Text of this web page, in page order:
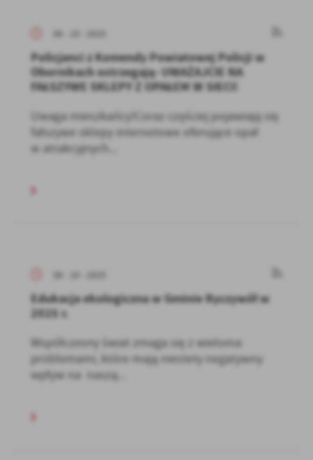
06 - 10 - 2025
Policjanci z Komendy Powiatowej Policji w
Obornikach ostrzegają- UWAŻAJCIE NA
FAŁSZYWE SKLEPY Z OPAŁEM W SIECI!
Uwaga mieszkańcy!Coraz częściej pojawiają się
fałszywe sklepy internetowe oferujące opał
w atrakcyjnych...
06 - 10 - 2025
Edukacja ekologiczna w Gminie Ryczywół w
2025 r.
Współczesny świat zmaga się z wieloma
problemami, które mają niestety negatywny
wpływ na naszą...